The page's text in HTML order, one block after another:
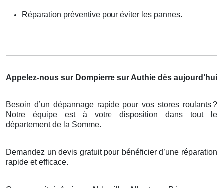
Réparation préventive pour éviter les pannes.
Appelez-nous sur Dompierre sur Authie dès aujourd’hui
Besoin d’un dépannage rapide pour vos stores roulants?
Notre équipe est à votre disposition dans tout le
département de la Somme.
Demandez un devis gratuit pour bénéficier d’une réparation
rapide et efficace.